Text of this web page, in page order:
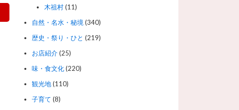
木祖村(11)
自然・名水・秘境(340)
歴史・祭り・ひと (219)
お店紹介(25)
味・食文化(220)
観光地(110)
子育て (8)